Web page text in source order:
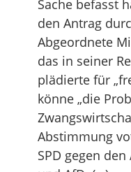
Sache befasst
den Antrag
Abgeordnete
das in seiner
plädierte für
könne „die
Abstimmung
SPD gegen